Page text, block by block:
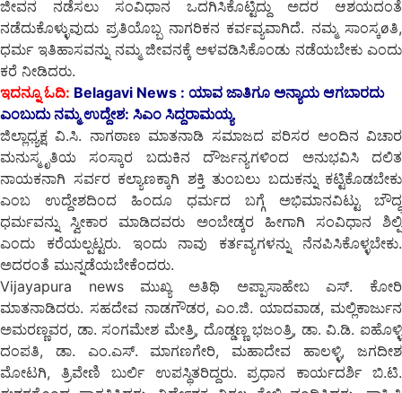
ಜೀವನ ನಡೆಸಲು ಸಂವಿಧಾನ ಒದಗಿಸಿಕೊಟ್ಟಿದ್ದು ಅದರ ಆಶಯದಂತೆ
ನಡೆದುಕೊಳ್ಳುವುದು ಪ್ರತಿಯೊಬ್ಬ ನಾಗರಿಕನ ಕರ್ವವ್ಯವಾಗಿದೆ. ನಮ್ಮ ಸಾಂಸ್ಕøತಿ,
ಧರ್ಮ ಇತಿಹಾಸವನ್ನು ನಮ್ಮ ಜೀವನಕ್ಕೆ ಅಳವಡಿಸಿಕೊಂಡು ನಡೆಯಬೇಕು ಎಂದು
ಕರೆ ನೀಡಿದರು.
ಇದನ್ನೂ ಓದಿ: Belagavi News : ಯಾವ ಜಾತಿಗೂ ಅನ್ಯಾಯ ಆಗಬಾರದು
ಎಂಬುದು ನಮ್ಮ ಉದ್ದೇಶ: ಸಿಎಂ ಸಿದ್ದರಾಮಯ್ಯ
ಜಿಲ್ಲಾಧ್ಯಕ್ಷ ವಿ.ಸಿ. ನಾಗಠಾಣ ಮಾತನಾಡಿ ಸಮಾಜದ ಪರಿಸರ ಅಂದಿನ ವಿಚಾರ
ಮನುಸ್ಮೃತಿಯ ಸಂಸ್ಕಾರ ಬದುಕಿನ ದೌರ್ಜನ್ಯಗಳಿಂದ ಅನುಭವಿಸಿ ದಲಿತ
ನಾಯಕನಾಗಿ ಸರ್ವರ ಕಲ್ಯಾಣಕ್ಕಾಗಿ ಶಕ್ತಿ ತುಂಬಲು ಬದುಕನ್ನು ಕಟ್ಟಿಕೊಡಬೇಕು
ಎಂಬ ಉದ್ದೇಶದಿಂದ ಹಿಂದೂ ಧರ್ಮದ ಬಗ್ಗೆ ಅಭಿಮಾನವಿಟ್ಟು ಬೌದ್ಧ
ಧರ್ಮವನ್ನು ಸ್ವೀಕಾರ ಮಾಡಿದವರು ಅಂಬೇಡ್ಕರ ಹೀಗಾಗಿ ಸಂವಿಧಾನ ಶಿಲ್ಪಿ
ಎಂದು ಕರೆಯಲ್ಪಟ್ಟರು. ಇಂದು ನಾವು ಕರ್ತವ್ಯಗಳನ್ನು ನೆನಪಿಸಿಕೊಳ್ಳಬೇಕು.
ಅದರಂತೆ ಮುನ್ನಡೆಯಬೇಕೆಂದರು.
Vijayapura news ಮುಖ್ಯ ಅತಿಥಿ ಅಪ್ಪಾಸಾಹೇಬ ಎಸ್. ಕೋರಿ
ಮಾತನಾಡಿದರು. ಸಹದೇವ ನಾಡಗೌಡರ, ಎಂ.ಜಿ. ಯಾದವಾಡ, ಮಲ್ಲಿಕಾರ್ಜುನ
ಅಮರಣ್ಣವರ, ಡಾ. ಸಂಗಮೇಶ ಮೇತ್ರಿ, ದೊಡ್ಡಣ್ಣ ಭಜಂತ್ರಿ, ಡಾ. ವಿ.ಡಿ. ಐಹೊಳ್ಳಿ
ದಂಪತಿ, ಡಾ. ಎಂ.ಎಸ್. ಮಾಗಣಗೇರಿ, ಮಹಾದೇವ ಹಾಲಳ್ಳಿ, ಜಗದೀಶ
ಮೋಟಗಿ, ತ್ರಿವೇಣಿ ಬುರ್ಲಿ ಉಪಸ್ಥಿತರಿದ್ದರು. ಪ್ರಧಾನ ಕಾರ್ಯದರ್ಶಿ ಬಿ.ಟಿ.